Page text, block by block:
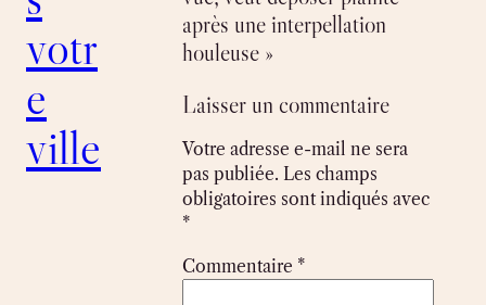
votr
e
ville
après une interpellation
houleuse »
Laisser un commentaire
Votre adresse e-mail ne sera
pas publiée. Les champs
obligatoires sont indiqués avec
*
Commentaire *